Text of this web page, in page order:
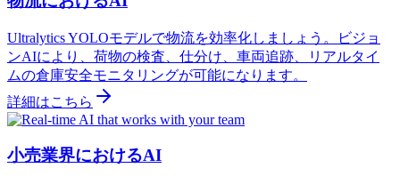
Ultralytics YOLOモデルで物流を効率化しましょう。ビジョ
ンAIにより、荷物の検査、仕分け、車両追跡、リアルタイ
ムの倉庫安全モニタリングが可能になります。
詳細はこちら
小売業界におけるAI